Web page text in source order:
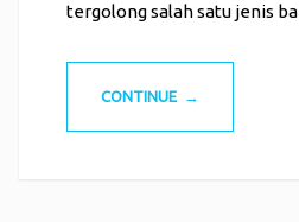
tergolong salah satu jenis
CONTINUE →